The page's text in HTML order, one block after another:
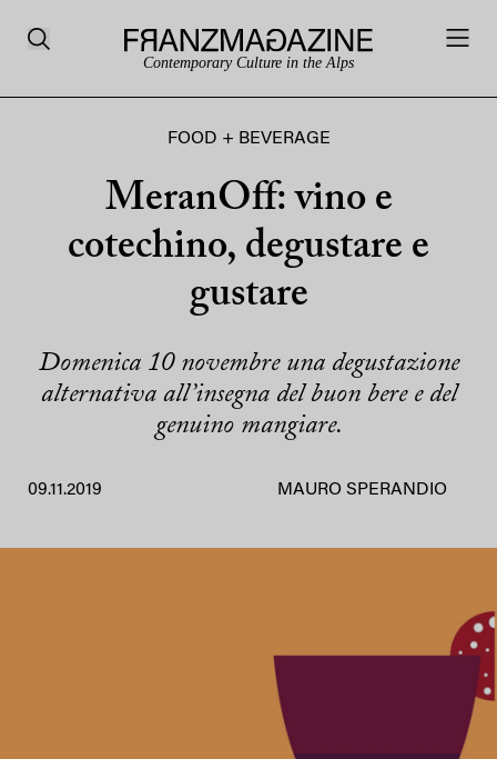
Contemporary Culture in the Alps
FOOD + BEVERAGE
MeranOff: vino e
cotechino, degustare e
gustare
Domenica 10 novembre una degustazione
alternativa all’insegna del buon bere e del
genuino mangiare.
09.11.2019 MAURO SPERANDIO